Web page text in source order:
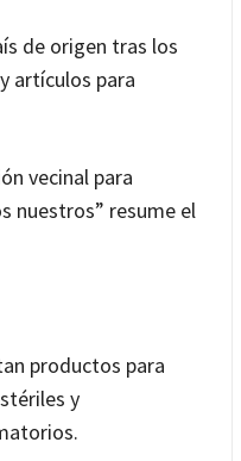
de origen tras los
artículos para
vecinal para
nuestros” resume el
productos para
y